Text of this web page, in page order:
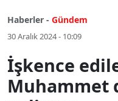
Haberler - Gündem
30 Aralık 2024 - 10:09
İşkence
Muhammet